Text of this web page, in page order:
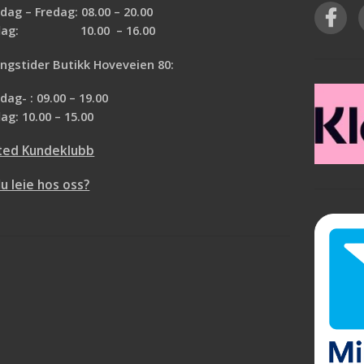
– Fredag: 08.00 – 20.00
10.00 – 16.00
Butikk Hoveveien 80:
: 09.00 – 19.00
10.00 – 15.00
Kundeklubb
leie hos oss?